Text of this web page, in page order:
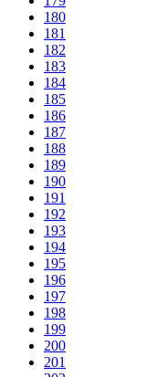
180
181
182
183
184
185
186
187
188
189
190
191
192
193
194
195
196
197
198
199
200
201